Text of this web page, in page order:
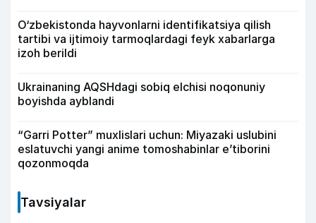
O‘zbekistonda hayvonlarni identifikatsiya qilish
tartibi va ijtimoiy tarmoqlardagi feyk xabarlarga
izoh berildi
Ukrainaning AQSHdagi sobiq elchisi noqonuniy
boyishda ayblandi
“Garri Potter” muxlislari uchun: Miyazaki uslubini
eslatuvchi yangi anime tomoshabinlar e’tiborini
qozonmoqda
Tavsiyalar